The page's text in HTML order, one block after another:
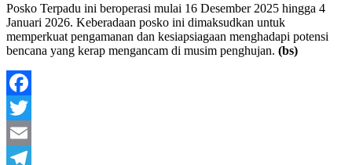
Posko Terpadu ini beroperasi mulai 16 Desember 2025 hingga 4
Januari 2026. Keberadaan posko ini dimaksudkan untuk
memperkuat pengamanan dan kesiapsiagaan menghadapi potensi
bencana yang kerap mengancam di musim penghujan. (bs)
Facebook
Twitter
Email